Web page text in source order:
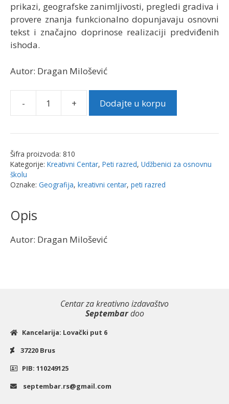
prikazi, geografske zanimljivosti, pregledi gradiva i
provere znanja funkcionalno dopunjavaju osnovni
tekst i značajno doprinose realizaciji predviđenih
ishoda.
Autor: Dragan Milošević
-
Geografija
Udžbenik
peti
osnovne
centar
+ Dodajte u korpu
Šifra proizvoda: 810
Kategorije: Kreativni Centar, Peti razred, Udžbenici za osnovnu
školu
Oznake: Geografija, kreativni centar, peti razred
Opis
Autor: Dragan Milošević
Centar za kreativno izdavaštvo
Septembardoo
Kancelarija: Lovački put 6
37220 Brus
PIB: 110249125
septembar.rs@gmail.com